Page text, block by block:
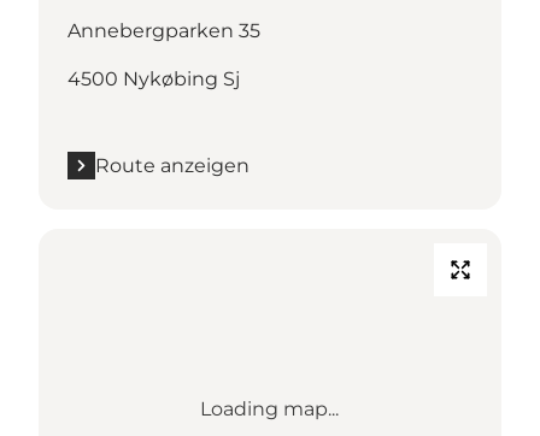
Annebergparken 35
4500 Nykøbing Sj
Route anzeigen
Loading map...